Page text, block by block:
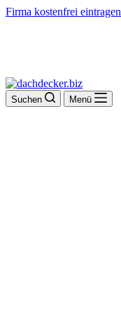
Firma kostenfrei eintragen
Suchen Menü